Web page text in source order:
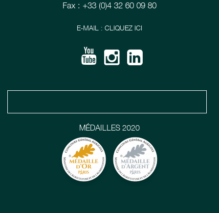
MÉDAILLES 2020
Fax : +33 (0)4 32 60 09 80
E-MAIL : CLIQUEZ ICI